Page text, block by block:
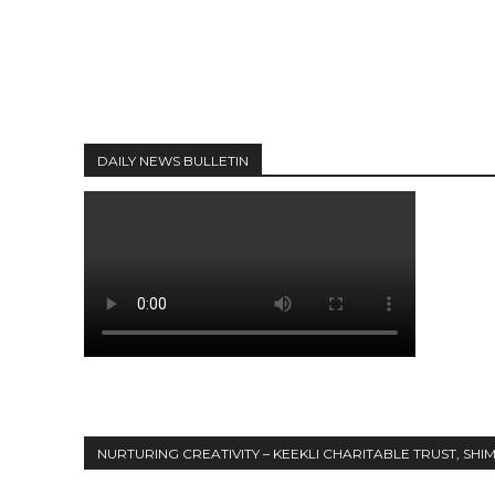
DAILY NEWS BULLETIN
NURTURING CREATIVITY – KEEKLI CHARITABLE TRUST,